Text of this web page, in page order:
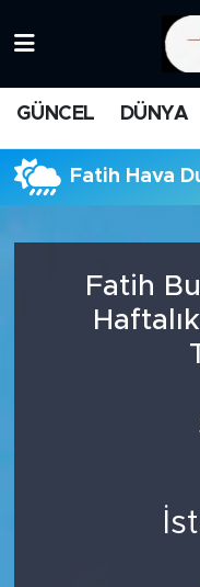
GÜNCEL DÜNYA
Fatih Hava
Fatih
FİNANS
BİLİM-
Süper Lig
Tüm Manşetler
Son Dakika